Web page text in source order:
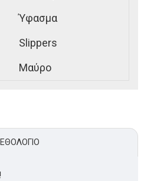
Ύφασμα
Slippers
Μαύρο